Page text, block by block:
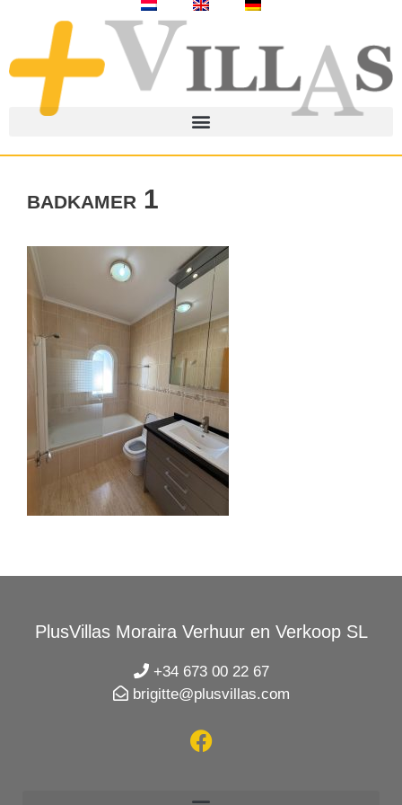
badkamer 1
PlusVillas Moraira Verhuur en Verkoop SL
+34 673 00 22 67
brigitte@plusvillas.com